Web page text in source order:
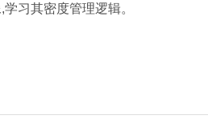
习其密度管理逻辑。